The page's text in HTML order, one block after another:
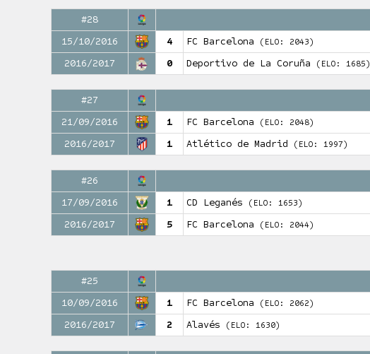
#28
15/10/2016
4 FC Barcelona (ELO: 2043)
2016/2017 0 Deportivo de La Coruña (ELO: 1685)
#27
21/09/2016
1 FC Barcelona (ELO: 2048)
2016/2017 1 Atlético de Madrid (ELO: 1997)
#26
17/09/2016
1 CD Leganés (ELO: 1653)
2016/2017 5 FC Barcelona (ELO: 2044)
#25
10/09/2016
1 FC Barcelona (ELO: 2062)
2016/2017 2 Alavés (ELO: 1630)